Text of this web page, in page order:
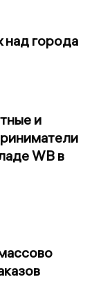
над города
и
WB в